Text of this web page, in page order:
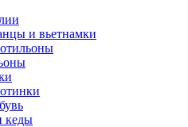
и вьетнамки
кеды